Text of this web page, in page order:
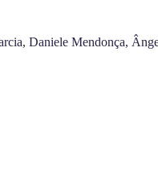
Daniele Mendonça,